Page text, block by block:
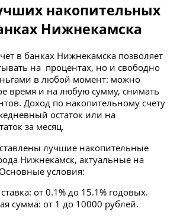
накопительных
Нижнекамска
в банках Нижнекамска позволяет
на процентах, но и свободно
в любой момент: можно
время и на любую сумму, снимать
Доход по накопительному счету
остаток или на
за месяц.
лучшие накопительные
Нижнекамск, актуальные на
условия:
от 0.1% до 15.1% годовых.
сумма: от 1 до 10000 рублей.